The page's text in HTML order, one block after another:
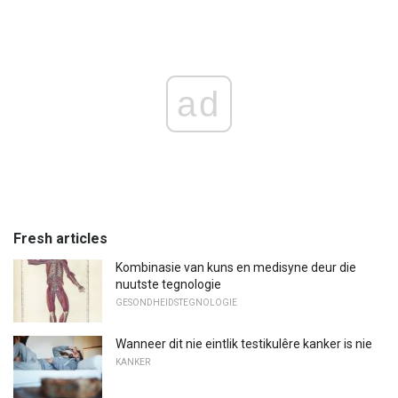
ad
Fresh articles
Kombinasie van kuns en medisyne deur die
nuutste tegnologie
GESONDHEIDSTEGNOLOGIE
Wanneer dit nie eintlik testikulêre kanker is nie
KANKER